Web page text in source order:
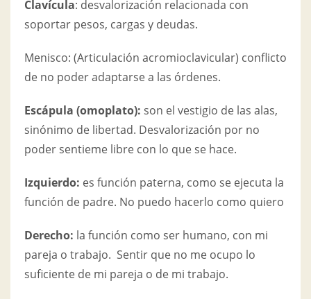
Clavícula: desvalorización relacionada con
soportar pesos, cargas y deudas.
Menisco: (Articulación acromioclavicular) conflicto
de no poder adaptarse a las órdenes.
Escápula (omoplato): son el vestigio de las alas,
sinónimo de libertad. Desvalorización por no
poder sentieme libre con lo que se hace.
Izquierdo: es función paterna, como se ejecuta la
función de padre. No puedo hacerlo como quiero
Derecho: la función como ser humano, con mi
pareja o trabajo. Sentir que no me ocupo lo
suficiente de mi pareja o de mi trabajo.